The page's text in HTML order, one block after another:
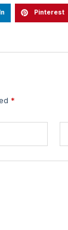
Pinterest
*